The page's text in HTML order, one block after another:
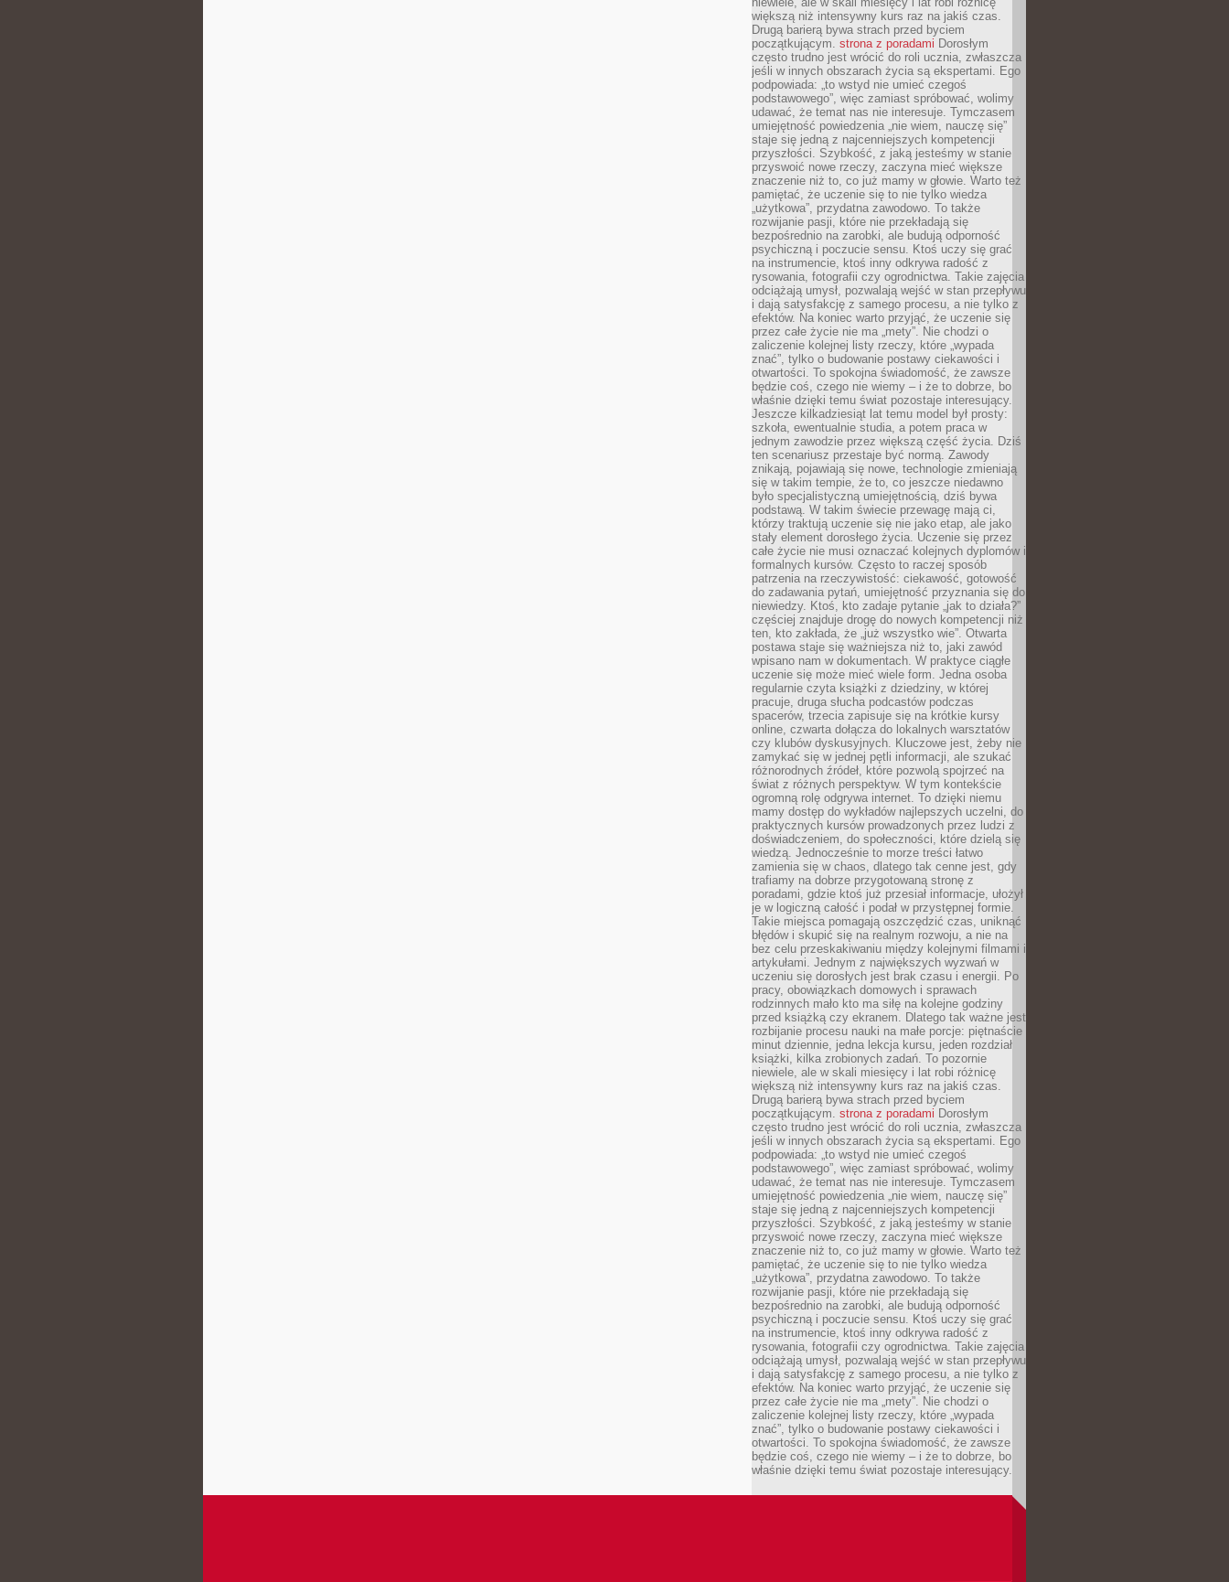
większą niż intensywny kurs raz na jakiś czas.
Drugą barierą bywa strach przed byciem
początkującym. strona z poradami Dorosłym
często trudno jest wrócić do roli ucznia, zwłaszcza
jeśli w innych obszarach życia są ekspertami. Ego
podpowiada: „to wstyd nie umieć czegoś
podstawowego”, więc zamiast spróbować, wolimy
udawać, że temat nas nie interesuje. Tymczasem
umiejętność powiedzenia „nie wiem, nauczę się”
staje się jedną z najcenniejszych kompetencji
przyszłości. Szybkość, z jaką jesteśmy w stanie
przyswoić nowe rzeczy, zaczyna mieć większe
znaczenie niż to, co już mamy w głowie. Warto też
pamiętać, że uczenie się to nie tylko wiedza
„użytkowa”, przydatna zawodowo. To także
rozwijanie pasji, które nie przekładają się
bezpośrednio na zarobki, ale budują odporność
psychiczną i poczucie sensu. Ktoś uczy się grać
na instrumencie, ktoś inny odkrywa radość z
rysowania, fotografii czy ogrodnictwa. Takie zajęcia
odciążają umysł, pozwalają wejść w stan przepływu
i dają satysfakcję z samego procesu, a nie tylko z
efektów. Na koniec warto przyjąć, że uczenie się
przez całe życie nie ma „mety”. Nie chodzi o
zaliczenie kolejnej listy rzeczy, które „wypada
znać”, tylko o budowanie postawy ciekawości i
otwartości. To spokojna świadomość, że zawsze
będzie coś, czego nie wiemy – i że to dobrze, bo
właśnie dzięki temu świat pozostaje interesujący.
Jeszcze kilkadziesiąt lat temu model był prosty:
szkoła, ewentualnie studia, a potem praca w
jednym zawodzie przez większą część życia. Dziś
ten scenariusz przestaje być normą. Zawody
znikają, pojawiają się nowe, technologie zmieniają
się w takim tempie, że to, co jeszcze niedawno
było specjalistyczną umiejętnością, dziś bywa
podstawą. W takim świecie przewagę mają ci,
którzy traktują uczenie się nie jako etap, ale jako
stały element dorosłego życia. Uczenie się przez
całe życie nie musi oznaczać kolejnych dyplomów i
formalnych kursów. Często to raczej sposób
patrzenia na rzeczywistość: ciekawość, gotowość
do zadawania pytań, umiejętność przyznania się do
niewiedzy. Ktoś, kto zadaje pytanie „jak to działa?”
częściej znajduje drogę do nowych kompetencji niż
ten, kto zakłada, że „już wszystko wie”. Otwarta
postawa staje się ważniejsza niż to, jaki zawód
wpisano nam w dokumentach. W praktyce ciągłe
uczenie się może mieć wiele form. Jedna osoba
regularnie czyta książki z dziedziny, w której
pracuje, druga słucha podcastów podczas
spacerów, trzecia zapisuje się na krótkie kursy
online, czwarta dołącza do lokalnych warsztatów
czy klubów dyskusyjnych. Kluczowe jest, żeby nie
zamykać się w jednej pętli informacji, ale szukać
różnorodnych źródeł, które pozwolą spojrzeć na
świat z różnych perspektyw. W tym kontekście
ogromną rolę odgrywa internet. To dzięki niemu
mamy dostęp do wykładów najlepszych uczelni, do
praktycznych kursów prowadzonych przez ludzi z
doświadczeniem, do społeczności, które dzielą się
wiedzą. Jednocześnie to morze treści łatwo
zamienia się w chaos, dlatego tak cenne jest, gdy
trafiamy na dobrze przygotowaną stronę z
poradami, gdzie ktoś już przesiał informacje, ułożył
je w logiczną całość i podał w przystępnej formie.
Takie miejsca pomagają oszczędzić czas, uniknąć
błędów i skupić się na realnym rozwoju, a nie na
bez celu przeskakiwaniu między kolejnymi filmami i
artykułami. Jednym z największych wyzwań w
uczeniu się dorosłych jest brak czasu i energii. Po
pracy, obowiązkach domowych i sprawach
rodzinnych mało kto ma siłę na kolejne godziny
przed książką czy ekranem. Dlatego tak ważne jest
rozbijanie procesu nauki na małe porcje: piętnaście
minut dziennie, jedna lekcja kursu, jeden rozdział
książki, kilka zrobionych zadań. To pozornie
niewiele, ale w skali miesięcy i lat robi różnicę
większą niż intensywny kurs raz na jakiś czas.
Drugą barierą bywa strach przed byciem
początkującym. strona z poradami Dorosłym
często trudno jest wrócić do roli ucznia, zwłaszcza
jeśli w innych obszarach życia są ekspertami. Ego
podpowiada: „to wstyd nie umieć czegoś
podstawowego”, więc zamiast spróbować, wolimy
udawać, że temat nas nie interesuje. Tymczasem
umiejętność powiedzenia „nie wiem, nauczę się”
staje się jedną z najcenniejszych kompetencji
przyszłości. Szybkość, z jaką jesteśmy w stanie
przyswoić nowe rzeczy, zaczyna mieć większe
znaczenie niż to, co już mamy w głowie. Warto też
pamiętać, że uczenie się to nie tylko wiedza
„użytkowa”, przydatna zawodowo. To także
rozwijanie pasji, które nie przekładają się
bezpośrednio na zarobki, ale budują odporność
psychiczną i poczucie sensu. Ktoś uczy się grać
na instrumencie, ktoś inny odkrywa radość z
rysowania, fotografii czy ogrodnictwa. Takie zajęcia
odciążają umysł, pozwalają wejść w stan przepływu
i dają satysfakcję z samego procesu, a nie tylko z
efektów. Na koniec warto przyjąć, że uczenie się
przez całe życie nie ma „mety”. Nie chodzi o
zaliczenie kolejnej listy rzeczy, które „wypada
znać”, tylko o budowanie postawy ciekawości i
otwartości. To spokojna świadomość, że zawsze
będzie coś, czego nie wiemy – i że to dobrze, bo
właśnie dzięki temu świat pozostaje interesujący.